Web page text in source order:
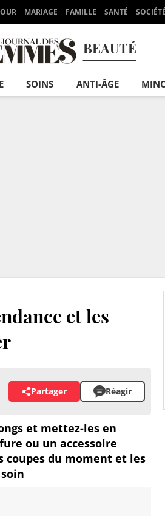
MARIAGE FAMILLE SANTÉ SOCIÉTÉ
BEAUTÉ
SOINS ANTI-ÂGE
et les
Partager Réagir
et mettez-les en
ou un accessoire
coupes du moment et les